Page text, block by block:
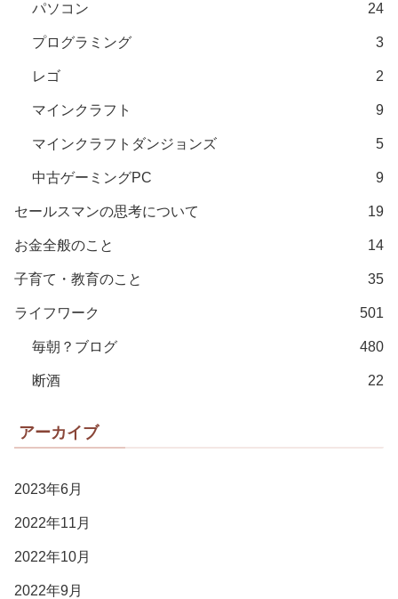
パソコン 24
プログラミング 3
レゴ 2
マインクラフト 9
マインクラフトダンジョンズ 5
中古ゲーミングPC 9
セールスマンの思考について 19
お金全般のこと 14
子育て・教育のこと 35
ライフワーク 501
毎朝？ブログ 480
断酒 22
アーカイブ
2023年6月
2022年11月
2022年10月
2022年9月